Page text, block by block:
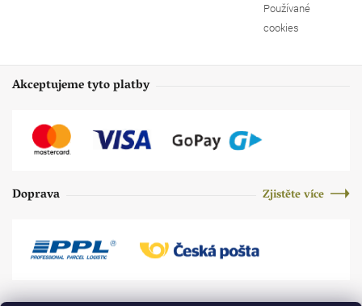
Používané
cookies
Akceptujeme tyto platby
Doprava Zjistěte více